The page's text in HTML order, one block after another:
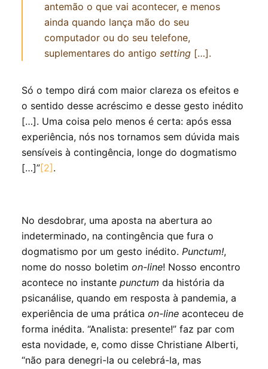
antemão o que vai acontecer, e menos
ainda quando lança mão do seu
computador ou do seu telefone,
suplementares do antigo setting […].
Só o tempo dirá com maior clareza os efeitos e
o sentido desse acréscimo e desse gesto inédito
[…]. Uma coisa pelo menos é certa: após essa
experiência, nós nos tornamos sem dúvida mais
sensíveis à contingência, longe do dogmatismo
[…]”[2] .
No desdobrar, uma aposta na abertura ao
indeterminado, na contingência que fura o
dogmatismo por um gesto inédito. Punctum!,
nome do nosso boletim on-line! Nosso encontro
acontece no instante punctum da história da
psicanálise, quando em resposta à pandemia, a
experiência de uma prática on-line aconteceu de
forma inédita. “Analista: presente!” faz par com
esta novidade, e, como disse Christiane Alberti,
“não para denegri-la ou celebrá-la, mas